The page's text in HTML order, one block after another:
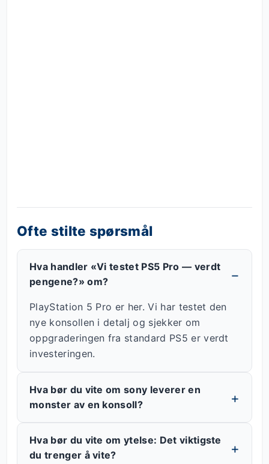
Ofte stilte spørsmål
Hva handler «Vi testet PS5 Pro — verdt
pengene?» om?
PlayStation 5 Pro er her. Vi har testet den
nye konsollen i detalj og sjekker om
oppgraderingen fra standard PS5 er verdt
investeringen.
Hva bør du vite om sony leverer en
monster av en konsoll?
Hva bør du vite om ytelse: Det viktigste
du trenger å vite?